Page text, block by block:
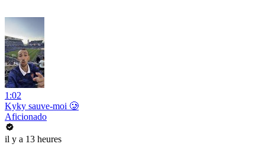
1:02
Kyky sauve-moi 🥲
Aficionado
il y a 13 heures